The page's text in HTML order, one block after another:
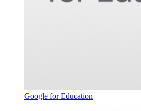
Google for Education